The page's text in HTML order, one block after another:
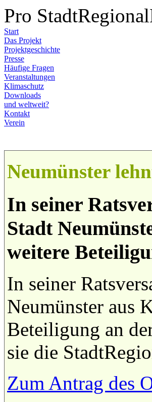
Pro
Start
Das Projekt
Projektgeschichte
Presse
Häufige Fragen
Veranstaltungen
Klimaschutz
Downloads
und weltweit?
Kontakt
Verein
Neumünster
In seiner
Stadt
weitere
In seiner
Neumünster aus
Beteiligung an
sie die
Zum Antrag des